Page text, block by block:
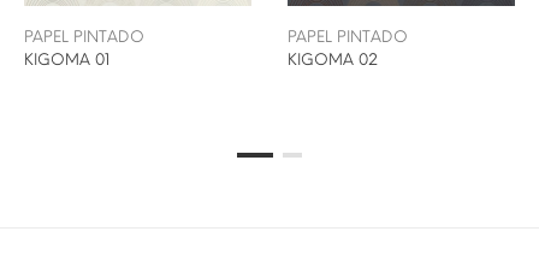
PAPEL PINTADO
KIGOMA 01
PAPEL PINTADO
KIGOMA 02